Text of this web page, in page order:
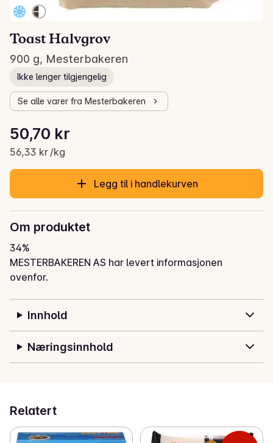
Toast Halvgrov
900 g, Mesterbakeren
Ikke lenger tilgjengelig
Se alle varer fra Mesterbakeren
Gjeldende pris er: 50,70 kr
50,70 kr
56,33 kr /kg
Stykkpris: 56,33 kr /kg
Legg til i handlekurven
Om produktet
34%
MESTERBAKEREN AS har levert informasjonen
ovenfor.
Innhold
Næringsinnhold
Relatert